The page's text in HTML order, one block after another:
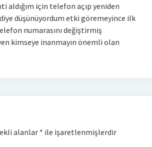
aldığım için telefon açıp yeniden
diye düşünüyordum etki göremeyince ilk
numarasını değiştirmiş
kimseye inanmayın önemli olan
alanlar * ile işaretlenmişlerdir